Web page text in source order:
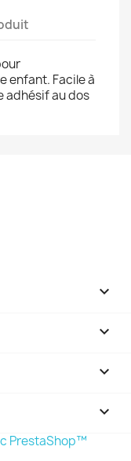
enfant. Facile à
adhésif au dos



keyboard_arrow_down
PrestaShop™